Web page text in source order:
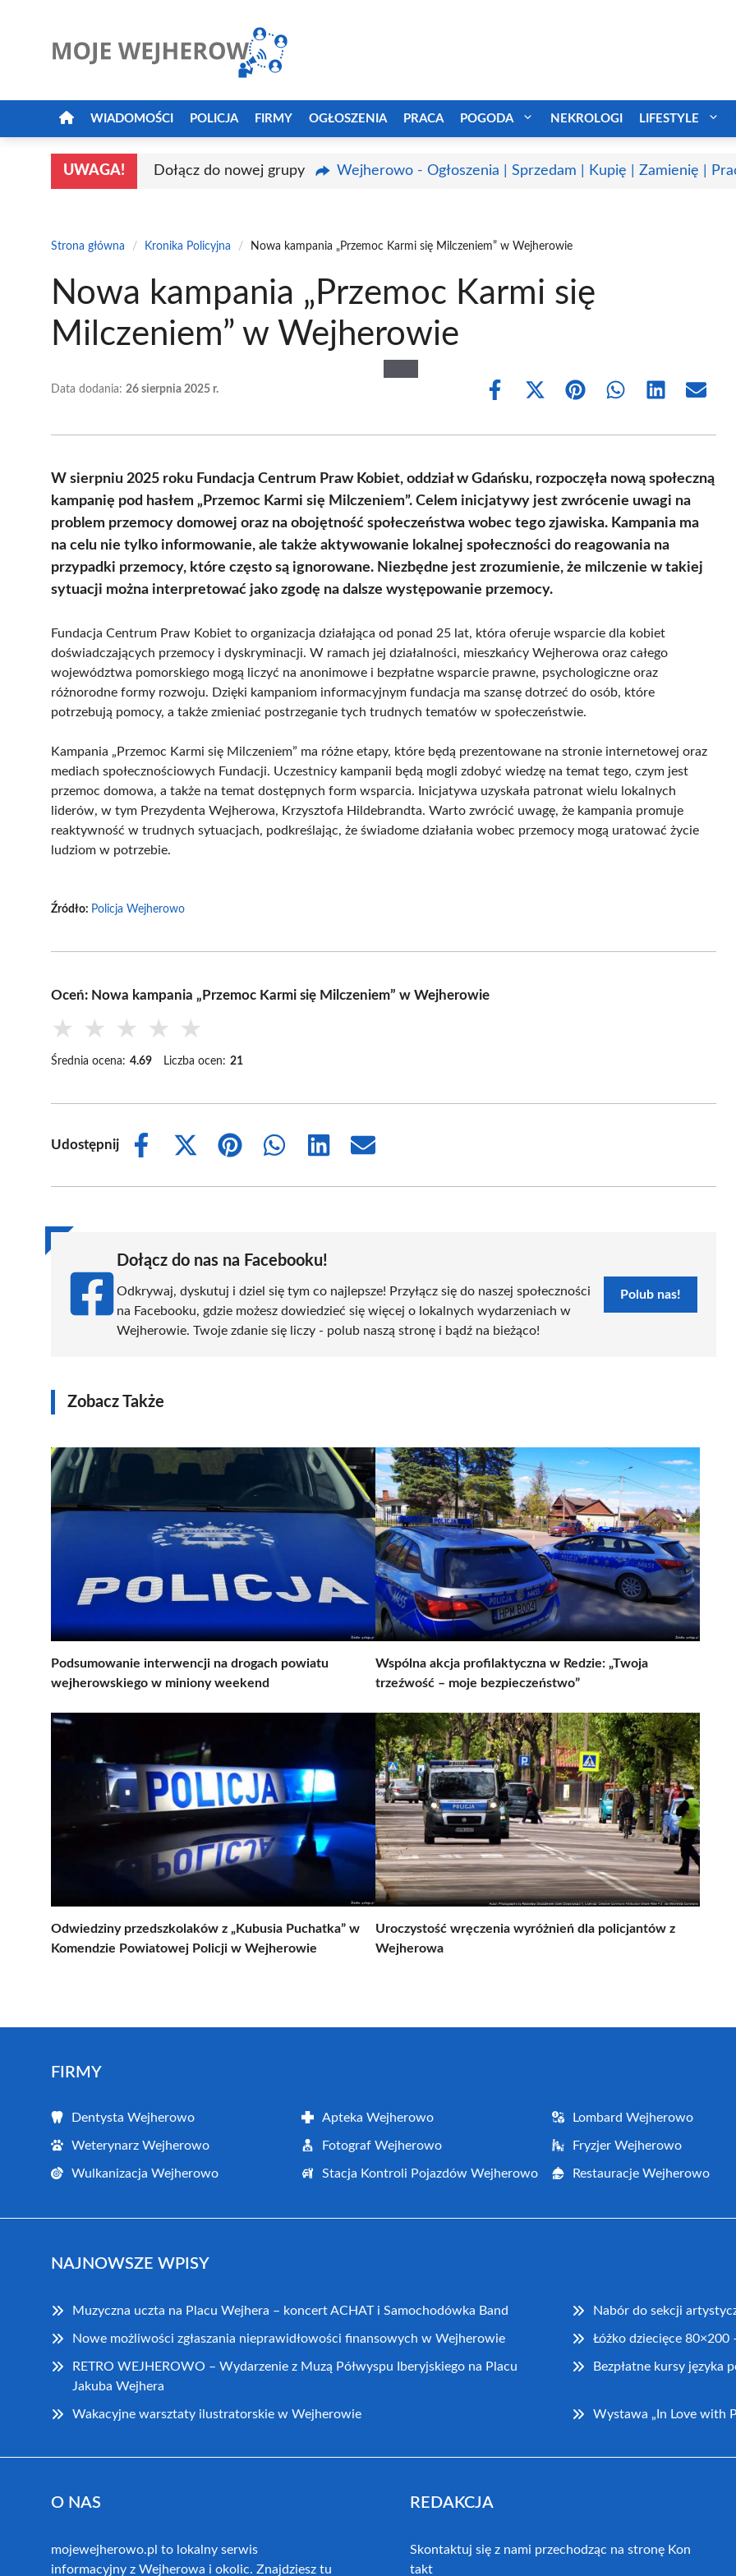
WIADOMOŚCI POLICJA FIRMY OGŁOSZENIA PRACA POGODA NEKROLOGI LIFESTYLE
UWAGA! Dołącz do nowej grupy Wejherowo - Ogłoszenia | Sprzedam | Kupię | Zamienię |
Strona główna / Kronika Policyjna / Nowa kampania „Przemoc Karmi się Milczeniem” w Wejherowie
Nowa kampania „Przemoc Karmi się
Milczeniem” w Wejherowie
Data dodania: 26 sierpnia 2025 r.
Share
Share
(Twitter)
Share Share Share Share
W sierpniu 2025 roku Fundacja Centrum Praw Kobiet, oddział w Gdańsku, rozpoczęła nową społeczną
kampanię pod hasłem „Przemoc Karmi się Milczeniem”. Celem inicjatywy jest zwrócenie uwagi na
problem przemocy domowej oraz na obojętność społeczeństwa wobec tego zjawiska. Kampania ma
na celu nie tylko informowanie, ale także aktywowanie lokalnej społeczności do reagowania na
przypadki przemocy, które często są ignorowane. Niezbędne jest zrozumienie, że milczenie w takiej
sytuacji można interpretować jako zgodę na dalsze występowanie przemocy.
Fundacja Centrum Praw Kobiet to organizacja działająca od ponad 25 lat, która oferuje wsparcie dla kobiet
doświadczających przemocy i dyskryminacji. W ramach jej działalności, mieszkańcy Wejherowa oraz całego
województwa pomorskiego mogą liczyć na anonimowe i bezpłatne wsparcie prawne, psychologiczne oraz
różnorodne formy rozwoju. Dzięki kampaniom informacyjnym fundacja ma szansę dotrzeć do osób, które
potrzebują pomocy, a także zmieniać postrzeganie tych trudnych tematów w społeczeństwie.
Kampania „Przemoc Karmi się Milczeniem” ma różne etapy, które będą prezentowane na stronie internetowej oraz
mediach społecznościowych Fundacji. Uczestnicy kampanii będą mogli zdobyć wiedzę na temat tego, czym jest
przemoc domowa, a także na temat dostępnych form wsparcia. Inicjatywa uzyskała patronat wielu lokalnych
liderów, w tym Prezydenta Wejherowa, Krzysztofa Hildebrandta. Warto zwrócić uwagę, że kampania promuje
reaktywność w trudnych sytuacjach, podkreślając, że świadome działania wobec przemocy mogą uratować życie
ludziom w potrzebie.
Źródło: Policja Wejherowo
Oceń: Nowa kampania „Przemoc Karmi się Milczeniem” w Wejherowie
★ ★ ★ ★ ★
Średnia ocena: 4.69 Liczba ocen: 21
Udostępnij
Share
Share
(Twitter)
Share
Share
Share
Share
Dołącz do nas na Facebooku!
Odkrywaj, dyskutuj i dziel się tym co najlepsze! Przyłącz się do naszej społeczności
na Facebooku, gdzie możesz dowiedzieć się więcej o lokalnych wydarzeniach w
Wejherowie. Twoje zdanie się liczy - polub naszą stronę i bądź na bieżąco!
Polub nas!
Zobacz Także
Podsumowanie interwencji na drogach powiatu
wejherowskiego w miniony weekend
Wspólna akcja profilaktyczna w Redzie: „Twoja
trzeźwość – moje bezpieczeństwo”
Odwiedziny przedszkolaków z „Kubusia Puchatka” w
Komendzie Powiatowej Policji w Wejherowie
Uroczystość wręczenia wyróżnień dla policjantów z
Wejherowa
FIRMY
Dentysta Wejherowo Apteka Wejherowo Lombard Wejherowo
Weterynarz Wejherowo Fotograf Wejherowo Fryzjer Wejherowo
Wulkanizacja Wejherowo Stacja Kontroli Pojazdów Wejherowo Restauracje Wejherowo
NAJNOWSZE WPISY
Muzyczna uczta na Placu Wejhera – koncert ACHAT i Samochodówka Band Nabór do sekcji
Nowe możliwości zgłaszania nieprawidłowości finansowych w Wejherowie Łóżko dziecięce 80×200
RETRO WEJHEROWO – Wydarzenie z Muzą Półwyspu Iberyjskiego na Placu
Jakuba Wejhera
Bezpłatne kursy języka
Wakacyjne warsztaty ilustratorskie w Wejherowie Wystawa „In Love with
O NAS
mojewejherowo.pl to lokalny serwis
informacyjny z Wejherowa i okolic. Znajdziesz tu
REDAKCJA
Skontaktuj się z nami przechodząc na stronę Kon
takt